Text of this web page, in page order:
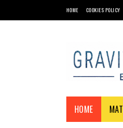
HOME COOKIES POLICY
HOME